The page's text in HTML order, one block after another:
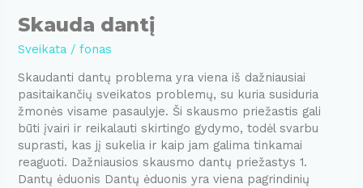
Skauda dantį
Sveikata /fonas
Skaudanti dantų problema yra viena iš dažniausiai
pasitaikančių sveikatos problemų, su kuria susiduria
žmonės visame pasaulyje. Ši skausmo priežastis gali
būti įvairi ir reikalauti skirtingo gydymo, todėl svarbu
suprasti, kas jį sukelia ir kaip jam galima tinkamai
reaguoti. Dažniausios skausmo dantų priežastys 1.
Dantų ėduonis Dantų ėduonis yra viena pagrindinių